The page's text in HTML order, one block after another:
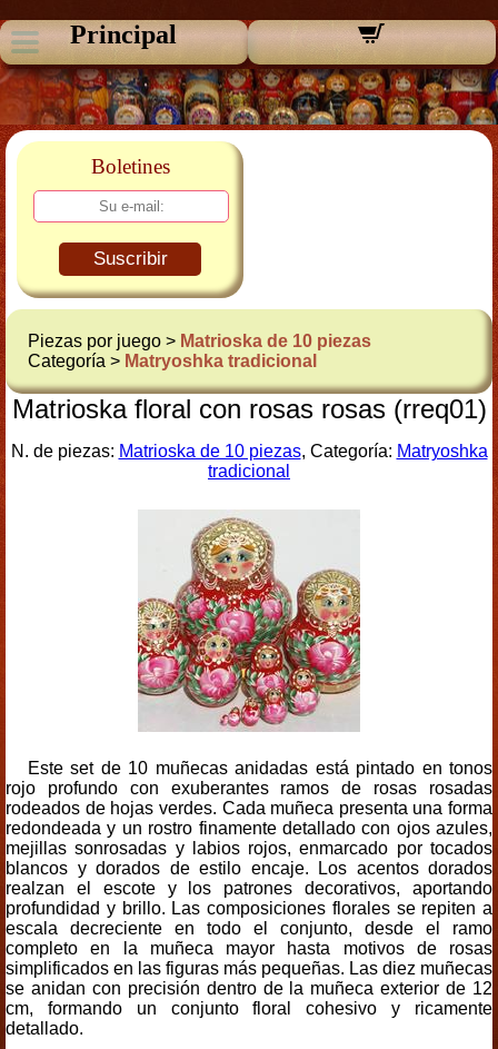
Principal
Boletines
Suscribir
Piezas por juego > Matrioska de 10 piezas
Categoría > Matryoshka tradicional
Matrioska floral con rosas rosas (rreq01)
N. de piezas: Matrioska de 10 piezas, Categoría: Matryoshka
tradicional
Este set de 10 muñecas anidadas está pintado en tonos
rojo profundo con exuberantes ramos de rosas rosadas
rodeados de hojas verdes. Cada muñeca presenta una forma
redondeada y un rostro finamente detallado con ojos azules,
mejillas sonrosadas y labios rojos, enmarcado por tocados
blancos y dorados de estilo encaje. Los acentos dorados
realzan el escote y los patrones decorativos, aportando
profundidad y brillo. Las composiciones florales se repiten a
escala decreciente en todo el conjunto, desde el ramo
completo en la muñeca mayor hasta motivos de rosas
simplificados en las figuras más pequeñas. Las diez muñecas
se anidan con precisión dentro de la muñeca exterior de 12
cm, formando un conjunto floral cohesivo y ricamente
detallado.